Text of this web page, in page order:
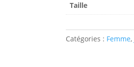
Taille
Catégories : Femme,